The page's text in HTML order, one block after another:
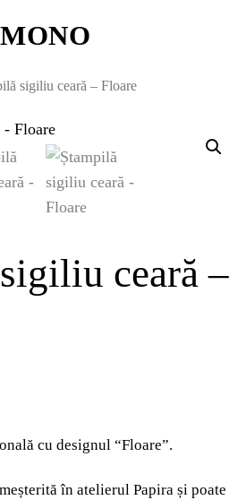
MONO
MONO
WAX SEALS
HOME
HOME
sigiliu ceară – Floare
ceară –
cu designul “Floare”.
în atelierul Papira și poate